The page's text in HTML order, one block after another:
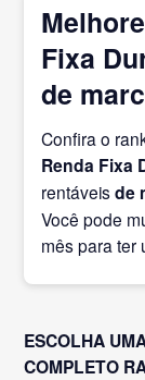
Fixa
de
Confira o
Renda Fixa
rentáveisde
Você pode
mês para ter
ESCOLHA
COMPLETO